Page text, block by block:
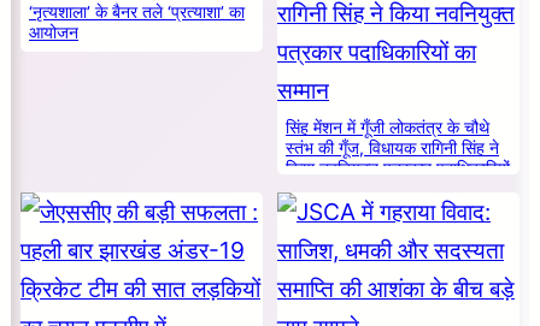
‘नृत्यशाला’ के बैनर तले ‘प्रत्याशा’ का
आयोजन
सिंह मेंशन में गूँजी लोकतंत्र के चौथे
स्तंभ की गूँज, विधायक रागिनी सिंह ने
किया नवनियुक्त पत्रकार पदाधिकारियों
का सम्मान